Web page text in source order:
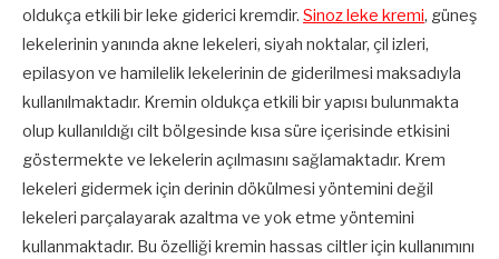
oldukça etkili bir leke giderici kremdir. Sinoz leke kremi, güneş
lekelerinin yanında akne lekeleri, siyah noktalar, çil izleri,
epilasyon ve hamilelik lekelerinin de giderilmesi maksadıyla
kullanılmaktadır. Kremin oldukça etkili bir yapısı bulunmakta
olup kullanıldığı cilt bölgesinde kısa süre içerisinde etkisini
göstermekte ve lekelerin açılmasını sağlamaktadır. Krem
lekeleri gidermek için derinin dökülmesi yöntemini değil
lekeleri parçalayarak azaltma ve yok etme yöntemini
kullanmaktadır. Bu özelliği kremin hassas ciltler için kullanımını